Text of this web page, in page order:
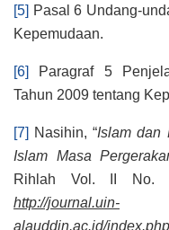
[5] Pasal 6 Undang-
Kepemudaan.
[6]
Paragraf 5
Tahun 2009 tentang
[7] Nasihin, “Islam dan
Islam Masa
Rihlah Vol. II No.
http://journal.uin-
alauddin.ac.id/